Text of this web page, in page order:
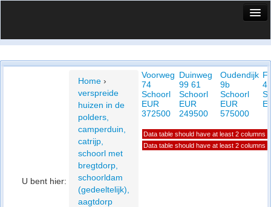
Vergelijk prijsposities - wijk
U bent hier:
Home ›
verspreide
huizen in de
polders,
camperduin,
catrijp,
schoorl met
bregtdorp,
schoorldam
(gedeeltelijk),
aagtdorp
Voorweg
74
Schoorl
EUR
372500
Duinweg
99 61
Schoorl
EUR
249500
Oudendijk
9b
Schoorl
EUR
575000
Data table should have at least 2 columns
Data table should have at least 2 columns